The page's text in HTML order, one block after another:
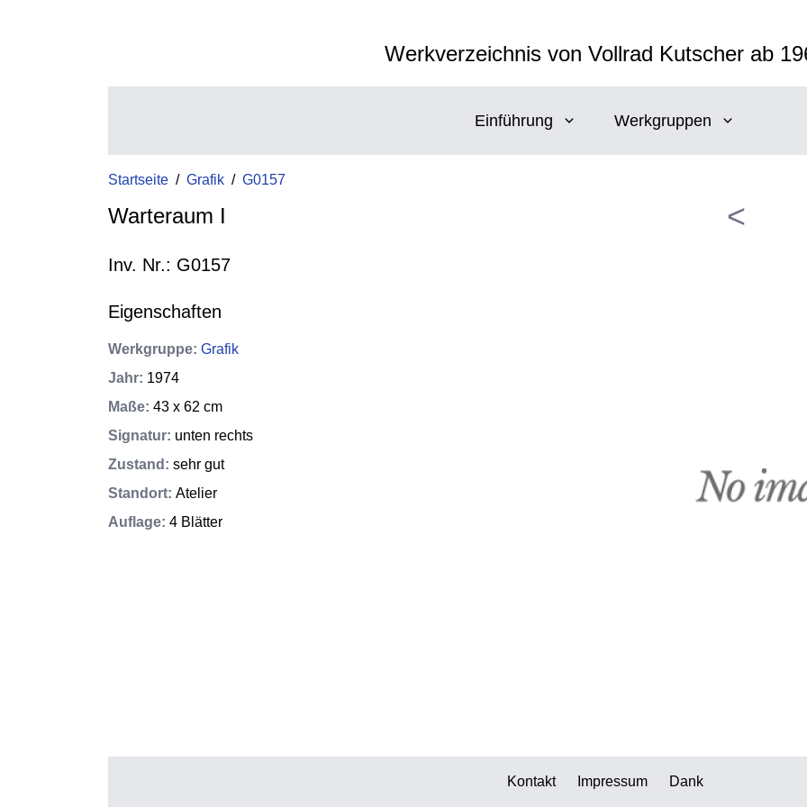
Werkverzeichnis von Vollrad Kutscher ab
Einführung Werkgruppen
Startseite / Grafik / G0157
Warteraum I
Inv. Nr.: G0157
Eigenschaften
Werkgruppe: Grafik
Jahr: 1974
Maße: 43 x 62 cm
Signatur: unten rechts
Zustand : sehr gut
Standort: Atelier
Auflage: 4 Blätter
<
Kontakt Impressum Dank